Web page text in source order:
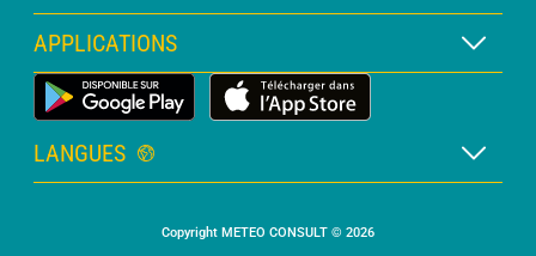
Abonnement METEO PRO
Consultation avec un prévisionniste
Bulletin PRO
Légende des cartes
Légende des pictogrammes
Glossaire
APPLICATIONS
Application Météo Terrestre
LANGUES
Copyright METEO CONSULT © 2026